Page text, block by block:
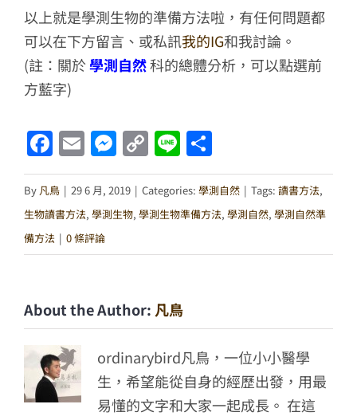
以上就是學測生物的準備方法啦，有任何問題都
可以在下方留言、或私訊我的IG和我討論。
(註：關於學測自然科的總體分析，可以點選前
方藍字)
Facebook
EmailMessenger
Copy
Link
Line
享
By 凡鳥 | 29 6 月, 2019 | Categories: 學測自然 | Tags: 讀書方法,
生物讀書方法, 學測生物, 學測生物準備方法, 學測自然, 學測自然準
備方法 | 0 條評論
About the Author: 凡鳥
ordinarybird凡鳥，一位小小醫學
生，希望能從自身的經歷出發，用最
易懂的文字和大家一起成長。 在這